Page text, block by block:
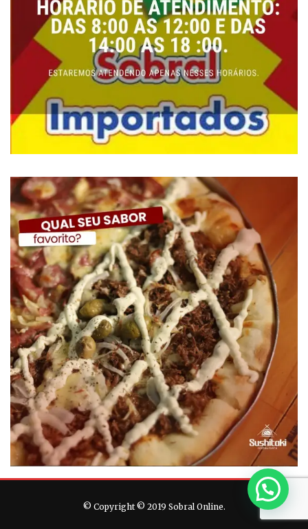
© Copyright © 2019 Sobral Online.